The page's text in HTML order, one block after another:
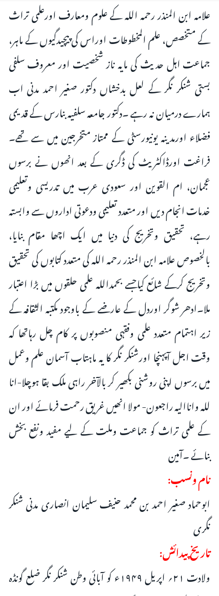
علامہ ابن المنذر رحمہ اللہ کے علوم ومعارف اورعلمی تراث
کے متخصص، علم المخطوطات اوراس کی پیچیدگیوں کے ماہر،
جماعت اہل حدیث کی مایہ ناز شخصیت اور معروف سلفی
بستی شنکر نگر کے لعل بدخشاں دکتور صغیر احمد مدنی اب
ہمارے درمیان نہ رہے ۔دکتور جامعہ سلفیہ بنارس کے قدیمی
فضلاء اورمدینہ یونیورسٹی کے ممتاز متخرجین میں سے تھے۔
فراغت اورڈاکٹریٹ کی ڈگری کے بعد انھوں نے برسوں
عجمان، ام القوین اور سعودی عرب میں تدریسی وتعلیمی
خدمات انجام دیں اور متعدد تعلیمی ودعوتی اداروں سے وابستہ
رہے، تحقیق وتخریج کی دنیا میں ایک اچھا مقام بنایا،
بالخصوص علامہ ابن المنذر رحمہ اللہ کی متعدد کتابوں کی تحقیق
وتخریج کرکے شائع کیاجسے بحمداللہ علمی حلقوں میں بڑا اعتبار
ملا۔ادھر شوگر اوردل کے عارضے کے باوجود مکتبہ الثقافہ کے
زیر اہتمام متعدد علمی وفقہی منصوبوں پر کام چل رہاتھا کہ
وقت اجل آپہنچا اورشنکر نگر کا یہ ماہتاب آسمان علم وعمل
میں برسوں اپنی روشنی بکھیر کر بالآخر راہی ملک بقا ہوچلا-انا
للہ واناالیہ راجعون- مولا انھیں غریق رحمت فرمائے اور ان
کے علمی تراث کو جماعت وملت کے لیے مفید ونفع بخش
بنائے ۔آمین
نام ونسب:
ابوحماد صغیر احمد بن محمد حنیف سلیمان انصاری مدنی شنکر
نگری
تاریخ پیدائش:
ولادت ۲۱؍ اپریل ۱۹۴۹ء کو آبائی وطن شنکر نگر ضلع گونڈہ